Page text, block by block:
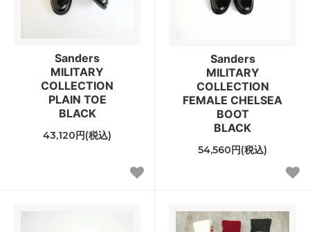
Sanders
MILITARY
COLLECTION
PLAIN TOE
BLACK
43,120円(税込)
Sanders
MILITARY
COLLECTION
FEMALE CHELSEA
BOOT
BLACK
54,560円(税込)